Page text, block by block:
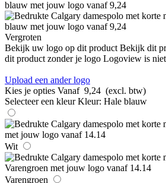
Vergroten
Bekijk uw logo op dit product Bekijk dit
dit product zonder je logo Logoview is
Upload een ander logo
Kies je opties Vanaf 9,24 (excl. btw)
Selecteer een kleur Kleur: Hale blauw
Wit
Varengroen